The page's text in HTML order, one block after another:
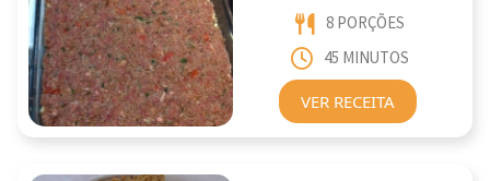
8 PORÇÕES
45 MINUTOS
VER RECEITA